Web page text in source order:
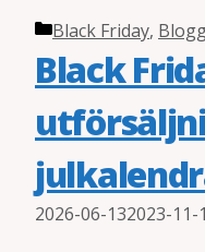
Kategorier
Black Friday,
Black
2026-06-132023-11-